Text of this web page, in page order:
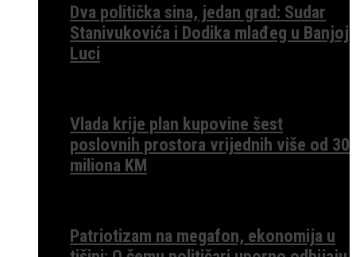
Dva politička sina, jedan grad: Sudar
Stanivukovića i Dodika mlađeg u Banjoj
Luci
Vlada krije plan kupovine šest
poslovnih prostora vrijednih više od 30
miliona KM
Patriotizam na megafon, ekonomija u